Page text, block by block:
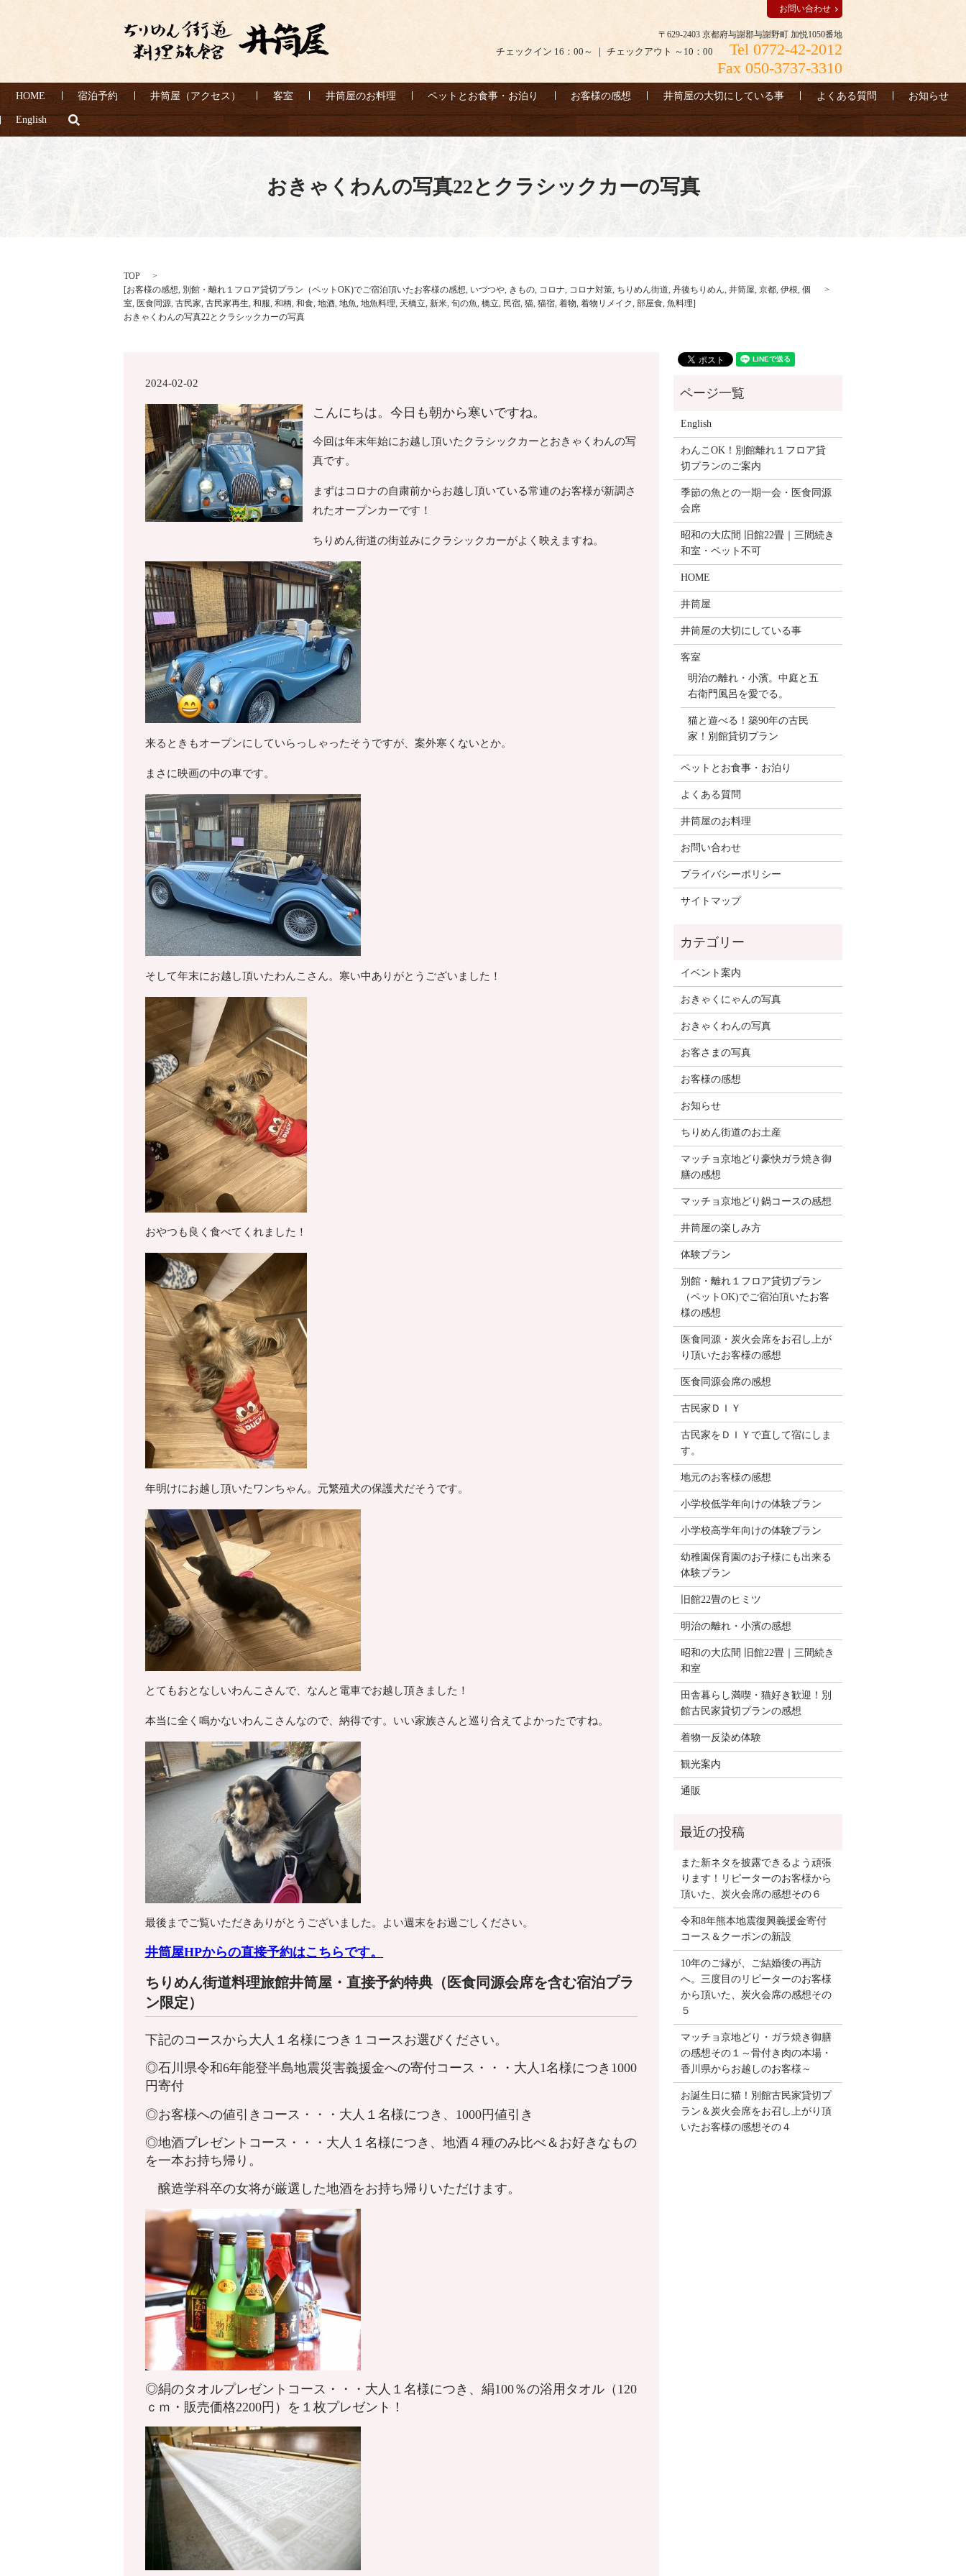
〒629-2403 京都府与謝郡与謝野町 加悦1050番地
チェックイン 16：00～ ｜ チェックアウト ～10：00
Tel 0772-42-2012
Fax 050-3737-3310
お問い合わせ
HOME 宿泊予約 井筒屋（アクセス） 客室 井筒屋のお料理 ペットとお食事・お泊り お客様の感想 井筒屋の大切にしている事 よくある質問 お知らせ
English
おきゃくわんの写真22とクラシックカーの写真
TOP
[お客様の感想, 別館・離れ１フロア貸切プラン（ペットOK)でご宿泊頂いたお客様の感想, いづつや, きもの, コロナ, コロナ対策, ちりめん街道, 丹後ちりめん, 井筒屋, 京都, 伊根, 個
室, 医食同源, 古民家, 古民家再生, 和服, 和柄, 和食, 地酒, 地魚, 地魚料理, 天橋立, 新米, 旬の魚, 橋立, 民宿, 猫, 猫宿, 着物, 着物リメイク, 部屋食, 魚料理]
おきゃくわんの写真22とクラシックカーの写真
2024-02-02
こんにちは。今日も朝から寒いですね。
今回は年末年始にお越し頂いたクラシックカーとおきゃくわんの写
真です。
まずはコロナの自粛前からお越し頂いている常連のお客様が新調さ
れたオープンカーです！
ちりめん街道の街並みにクラシックカーがよく映えますね。
来るときもオープンにしていらっしゃったそうですが、案外寒くないとか。
まさに映画の中の車です。
そして年末にお越し頂いたわんこさん。寒い中ありがとうございました！
おやつも良く食べてくれました！
年明けにお越し頂いたワンちゃん。元繁殖犬の保護犬だそうです。
とてもおとなしいわんこさんで、なんと電車でお越し頂きました！
本当に全く鳴かないわんこさんなので、納得です。いい家族さんと巡り合えてよかったですね。
最後までご覧いただきありがとうございました。よい週末をお過ごしください。
井筒屋HPからの直接予約はこちらです。
ちりめん街道料理旅館井筒屋・直接予約特典（医食同源会席を含む宿泊プラ
ン限定）
下記のコースから大人１名様につき１コースお選びください。
◎石川県令和6年能登半島地震災害義援金への寄付コース・・・大人1名様につき1000
円寄付
◎お客様への値引きコース・・・大人１名様につき、1000円値引き
◎地酒プレゼントコース・・・大人１名様につき、地酒４種のみ比べ＆お好きなもの
を一本お持ち帰り。
醸造学科卒の女将が厳選した地酒をお持ち帰りいただけます。
◎絹のタオルプレゼントコース・・・大人１名様につき、絹100％の浴用タオル（120
ｃｍ・販売価格2200円）を１枚プレゼント！
English
わんこOK！別館離れ１フロア貸
切プランのご案内
季節の魚との一期一会・医食同源
会席
昭和の大広間 旧館22畳｜三間続き
和室・ペット不可
HOME
井筒屋
井筒屋の大切にしている事
客室
明治の離れ・小濱。中庭と五
右衛門風呂を愛でる。
猫と遊べる！築90年の古民
家！別館貸切プラン
ペットとお食事・お泊り
よくある質問
井筒屋のお料理
お問い合わせ
プライバシーポリシー
サイトマップ
イベント案内
おきゃくにゃんの写真
おきゃくわんの写真
お客さまの写真
お客様の感想
お知らせ
ちりめん街道のお土産
マッチョ京地どり豪快ガラ焼き御
膳の感想
マッチョ京地どり鍋コースの感想
井筒屋の楽しみ方
体験プラン
別館・離れ１フロア貸切プラン
（ペットOK)でご宿泊頂いたお客
様の感想
医食同源・炭火会席をお召し上が
り頂いたお客様の感想
医食同源会席の感想
古民家ＤＩＹ
古民家をＤＩＹで直して宿にしま
す。
地元のお客様の感想
小学校低学年向けの体験プラン
小学校高学年向けの体験プラン
幼稚園保育園のお子様にも出来る
体験プラン
旧館22畳のヒミツ
明治の離れ・小濱の感想
昭和の大広間 旧館22畳｜三間続き
和室
田舎暮らし満喫・猫好き歓迎！別
館古民家貸切プランの感想
着物一反染め体験
観光案内
通販
また新ネタを披露できるよう頑張
ります！リピーターのお客様から
頂いた、炭火会席の感想その６
令和8年熊本地震復興義援金寄付
コース＆クーポンの新設
10年のご縁が、ご結婚後の再訪
へ。三度目のリピーターのお客様
から頂いた、炭火会席の感想その
５
マッチョ京地どり・ガラ焼き御膳
の感想その１～骨付き肉の本場・
香川県からお越しのお客様～
お誕生日に猫！別館古民家貸切プ
ラン＆炭火会席をお召し上がり頂
いたお客様の感想その４